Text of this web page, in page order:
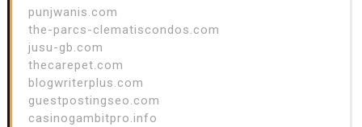
punjwanis.com
the-parcs-clematiscondos.com
jusu-gb.com
thecarepet.com
blogwriterplus.com
guestpostingseo.com
casinogambitpro.info